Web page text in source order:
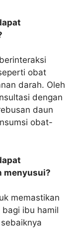
obat
darah. Oleh
dengan
daun
obat-
menyusui?
memastikan
ibu hamil